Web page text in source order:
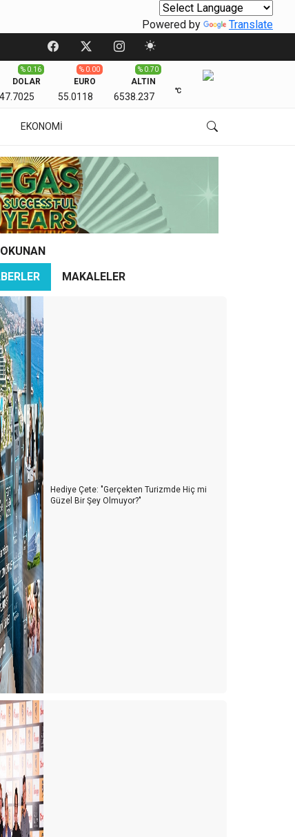
Powered by Translate
DOLAR
47.7025
% 0.16
EURO
55.0118
% 0.00
ALTIN
6538.237
% 0.70
℃
EKONOMİ
MAKALELER
Hediye Çete: "Gerçekten Turizmde Hiç mi
Güzel Bir Şey Olmuyor?"